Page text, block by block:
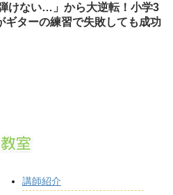
けない…」から大逆転！小学3
ギターの練習で失敗しても成功
講師紹介